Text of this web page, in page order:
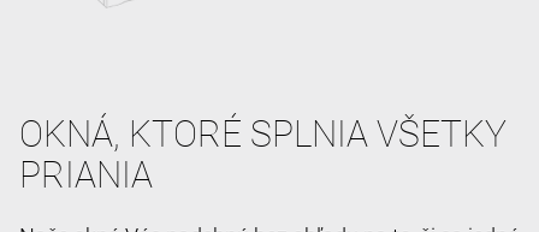
OKNÁ, KTORÉ SPLNIA VŠETKY
PRIANIA